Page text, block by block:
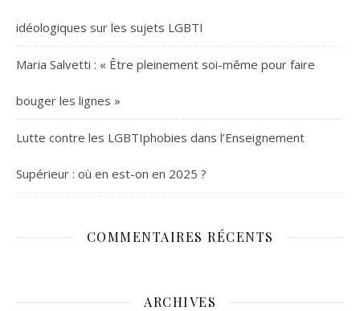
idéologiques sur les sujets LGBTI
Maria Salvetti : « Être pleinement soi-même pour faire
bouger les lignes »
Lutte contre les LGBTIphobies dans l’Enseignement
Supérieur : où en est-on en 2025 ?
COMMENTAIRES RÉCENTS
ARCHIVES